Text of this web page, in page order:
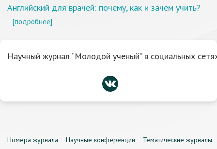
Английский для врачей: почему, как и зачем учить?
[подробнее]
Научный журнал “Молодой ученый” в социальных
Номера журнала Научные конференции
Тематические журналы